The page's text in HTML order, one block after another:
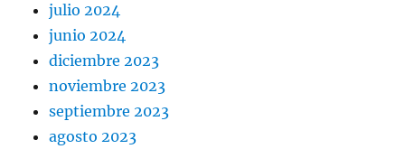
julio 2024
junio 2024
diciembre 2023
noviembre 2023
septiembre 2023
agosto 2023